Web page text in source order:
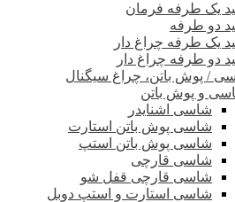
یک طرفه فرمان
دو طرفه
یک طرفه چراغ دار
دو طرفه چراغ دار
/ پوش باتن، چراغ سیگنال
و پوش باتن
شاسی اشنایدر
شاسی پوش باتن استارت
شاسی پوش باتن استپ
شاسی قارچی
شاسی قارچی قفل شو
شاسی استارت و استپ دوبل